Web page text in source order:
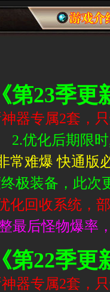
《第23季
器专属2套，
2.优化后期限
常难爆 快通版
极装备，此次
化回收系统，
最后怪物爆率
《第22季
器专属2套，